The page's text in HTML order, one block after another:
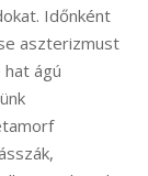
Időnként
aszterizmust
ágú